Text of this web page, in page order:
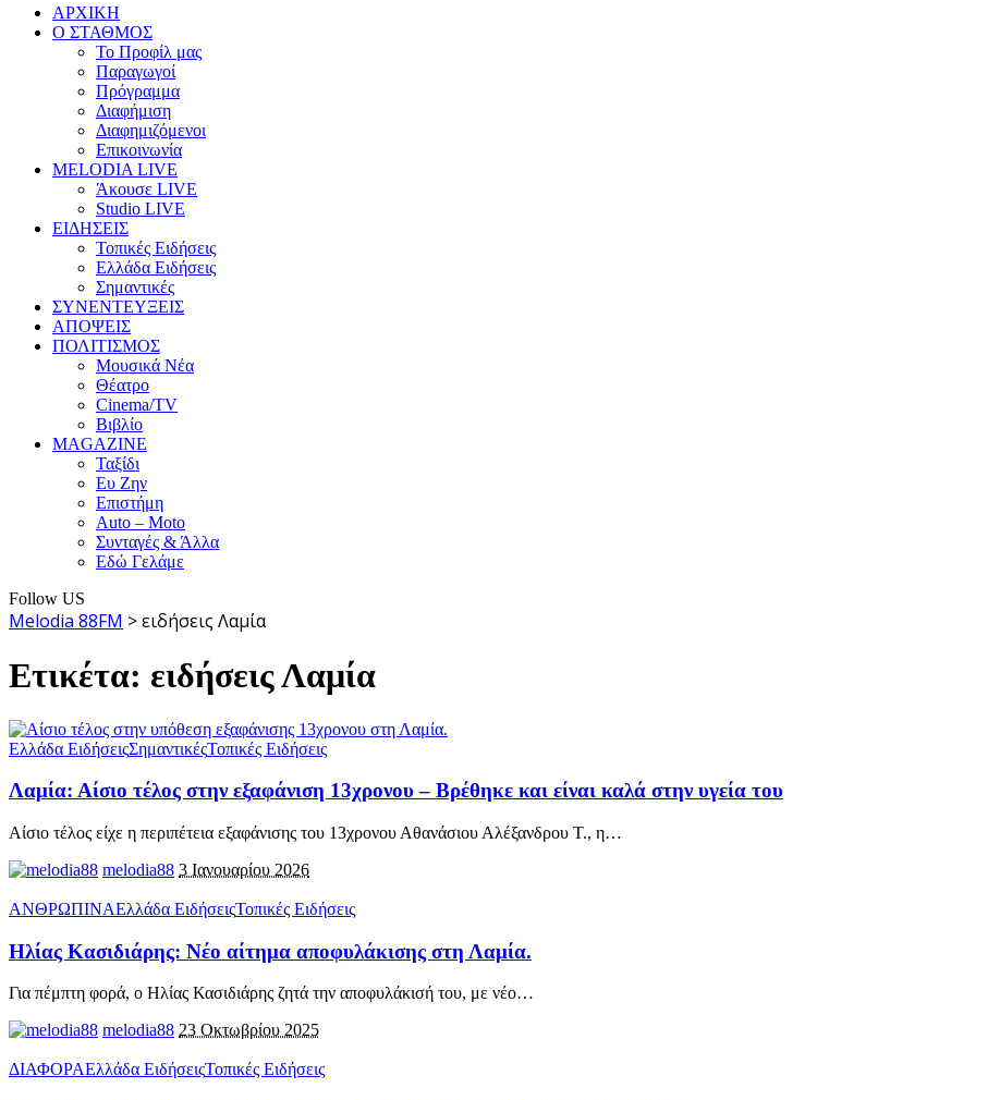
ΑΡΧΙΚΗ
Ο ΣΤΑΘΜΟΣ
Το Προφίλ μας
Παραγωγοί
Πρόγραμμα
Διαφήμιση
Διαφημιζόμενοι
Επικοινωνία
MELODIA LIVE
Άκουσε LIVE
Studio LIVE
ΕΙΔΗΣΕΙΣ
Τοπικές Ειδήσεις
Ελλάδα Ειδήσεις
Σημαντικές
ΣΥΝΕΝΤΕΥΞΕΙΣ
ΑΠΟΨΕΙΣ
ΠΟΛΙΤΙΣΜΟΣ
Μουσικά Νέα
Θέατρο
Cinema/TV
Βιβλίο
MAGAZINE
Ταξίδι
Ευ Ζην
Επιστήμη
Auto – Moto
Συνταγές & Άλλα
Εδώ Γελάμε
Follow US
Melodia 88FM >ειδήσεις Λαμία
Ετικέτα: ειδήσεις Λαμία
Ελλάδα ΕιδήσειςΣημαντικέςΤοπικές Ειδήσεις
Λαμία: Αίσιο τέλος στην εξαφάνιση 13χρονου – Βρέθηκε και είναι καλά στην υγεία του
Αίσιο τέλος είχε η περιπέτεια εξαφάνισης του 13χρονου Αθανάσιου Αλέξανδρου Τ., η…
melodia88 3 Ιανουαρίου 2026
ΑΝΘΡΩΠΙΝΑΕλλάδα ΕιδήσειςΤοπικές Ειδήσεις
Ηλίας Κασιδιάρης: Νέο αίτημα αποφυλάκισης στη Λαμία.
Για πέμπτη φορά, ο Ηλίας Κασιδιάρης ζητά την αποφυλάκισή του, με νέο…
melodia88 23 Οκτωβρίου 2025
ΔΙΑΦΟΡΑΕλλάδα ΕιδήσειςΤοπικές Ειδήσεις